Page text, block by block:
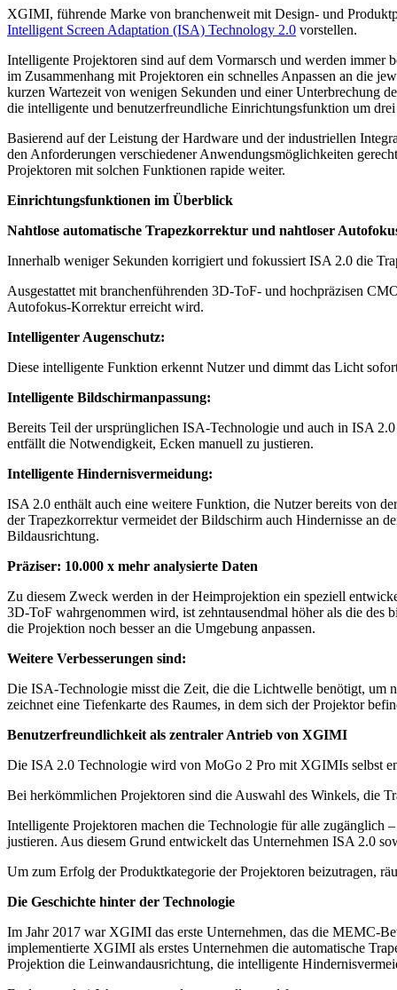
XGIMI, führende Marke von branchenweit mit Design- und
Intelligent Screen Adaptation (ISA) Technology 2.0 vorstellen.
Intelligente Projektoren sind auf dem Vormarsch und werden immer
im Zusammenhang mit Projektoren ein schnelles Anpassen an die
kurzen Wartezeit von wenigen Sekunden und einer Unterbrechung
die intelligente und benutzerfreundliche Einrichtungsfunktion um
Basierend auf der Leistung der Hardware und der industriellen
den Anforderungen verschiedener Anwendungsmöglichkeiten
Projektoren mit solchen Funktionen rapide weiter.
Einrichtungsfunktionen im Überblick
Nahtlose automatische Trapezkorrektur und nahtloser
Innerhalb weniger Sekunden korrigiert und fokussiert ISA 2.0 die
Ausgestattet mit branchenführenden 3D-ToF- und hochpräzisen
Autofokus-Korrektur erreicht wird.
Intelligenter Augenschutz:
Diese intelligente Funktion erkennt Nutzer und dimmt das Licht
Intelligente Bildschirmanpassung:
Bereits Teil der ursprünglichen ISA-Technologie und auch in ISA
entfällt die Notwendigkeit, Ecken manuell zu justieren.
Intelligente Hindernisvermeidung:
ISA 2.0 enthält auch eine weitere Funktion, die Nutzer bereits von
der Trapezkorrektur vermeidet der Bildschirm auch Hindernisse an
Bildausrichtung.
Präziser: 10.000 x mehr analysierte Daten
Zu diesem Zweck werden in der Heimprojektion ein speziell
3D-ToF wahrgenommen wird, ist zehntausendmal höher als die
die Projektion noch besser an die Umgebung anpassen.
Weitere Verbesserungen sind:
Die ISA-Technologie misst die Zeit, die die Lichtwelle benötigt, um
zeichnet eine Tiefenkarte des Raumes, in dem sich der Projektor
Benutzerfreundlichkeit als zentraler Antrieb von XGIMI
Die ISA 2.0 Technologie wird von MoGo 2 Pro mit XGIMIs selbst
Bei herkömmlichen Projektoren sind die Auswahl des Winkels, die
Intelligente Projektoren machen die Technologie für alle zugänglich
justieren. Aus diesem Grund entwickelt das Unternehmen ISA 2.0
Um zum Erfolg der Produktkategorie der Projektoren beizutragen,
Die Geschichte hinter der Technologie
Im Jahr 2017 war XGIMI das erste Unternehmen, das die MEMC-
implementierte XGIMI als erstes Unternehmen die automatische
Projektion die Leinwandausrichtung, die intelligente